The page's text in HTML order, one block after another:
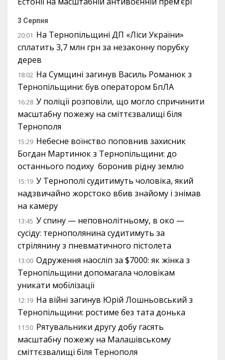
3 Серпня
20:01 На Тернопільщині ДП «Ліси України»
сплатить 3,7 млн грн за незаконну порубку
дерев
18:02 На Сумщині загинув Василь Романюк з
Тернопільщини: був оператором БпЛА
16:28 У поліції розповіли, що могло спричинити
масштабну пожежу на сміттєзвалищі біля
Тернополя
15:29 Небесне воїнство поповнив захисник
Богдан Мартинюк з Тернопільщини: до
останнього подиху боронив рідну землю
15:19 У Тернополі судитимуть чоловіка, який
надзвичайно жорстоко вбив знайому і знімав
на камеру
13:45 У спину — неповнолітньому, в око —
сусіду: тернополянина судитимуть за
стрілянину з пневматичного пістолета
13:00 Одруження наосліп за $7000: як жінка з
Тернопільщини допомагала чоловікам
уникати мобілізації
12:19 На війні загинув Юрій Лошньовський з
Тернопільщини: ростиме без тата донька
11:50 Рятувальники другу добу гасять
масштабну пожежу на Малашівському
сміттєзвалищі біля Тернополя